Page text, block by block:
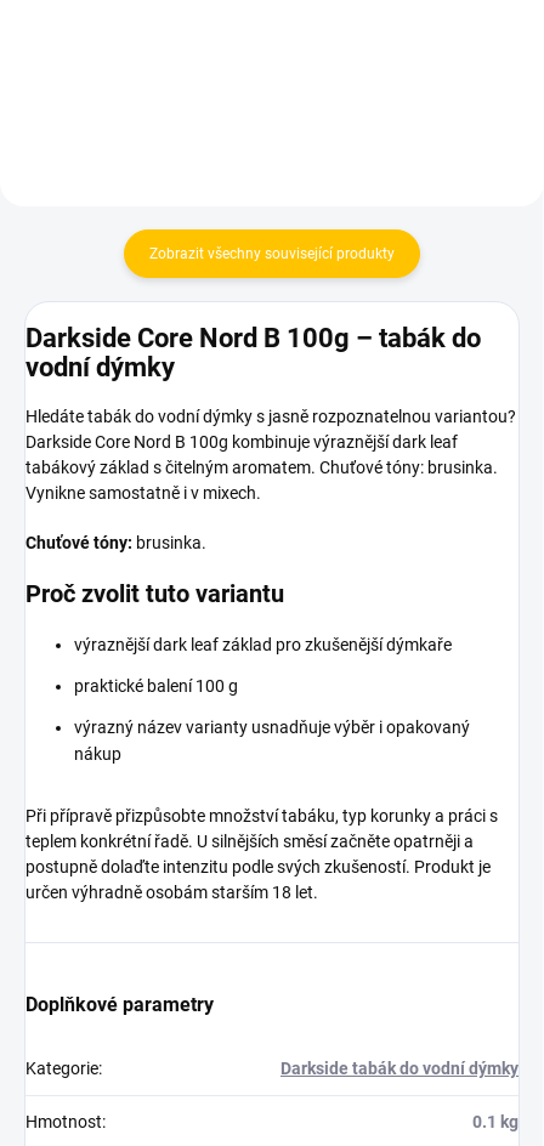
Zobrazit všechny související produkty
Darkside Core Nord B 100g – tabák do
vodní dýmky
Hledáte tabák do vodní dýmky s jasně rozpoznatelnou variantou?
Darkside Core Nord B 100g kombinuje výraznější dark leaf
tabákový základ s čitelným aromatem. Chuťové tóny: brusinka.
Vynikne samostatně i v mixech.
Chuťové tóny: brusinka.
Proč zvolit tuto variantu
výraznější dark leaf základ pro zkušenější dýmkaře
praktické balení 100 g
výrazný název varianty usnadňuje výběr i opakovaný
nákup
Při přípravě přizpůsobte množství tabáku, typ korunky a práci s
teplem konkrétní řadě. U silnějších směsí začněte opatrněji a
postupně dolaďte intenzitu podle svých zkušeností. Produkt je
určen výhradně osobám starším 18 let.
Doplňkové parametry
Kategorie: Darkside tabák do vodní dýmky
Hmotnost: 0.1 kg